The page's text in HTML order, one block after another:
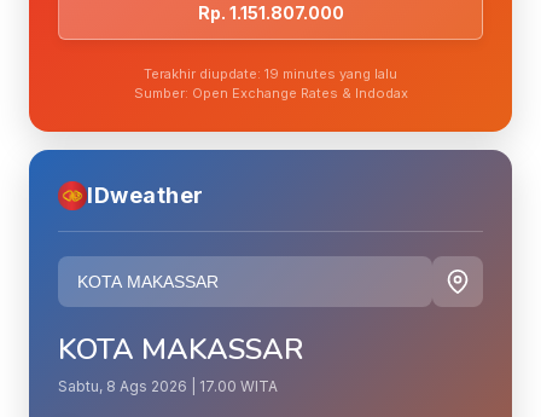
Rp. 1.151.807.000
Terakhir diupdate: 19 minutes yang lalu
Sumber: Open Exchange Rates & Indodax
IDweather
KOTA MAKASSAR
Sabtu, 8 Ags 2026 | 17.00 WITA